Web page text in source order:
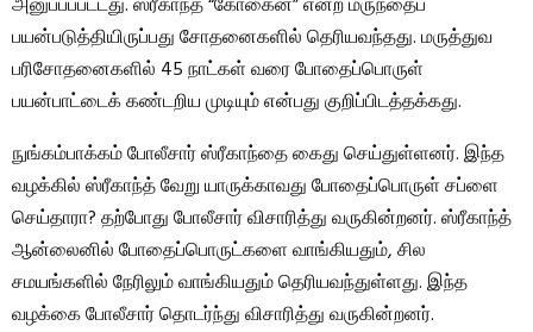
பயன்படுத்தியிருப்பது சோதனைகளில் தெரியவந்தது. மருத்துவ
பரிசோதனைகளில் 45 நாட்கள் வரை போதைப்பொருள்
பயன்பாட்டைக் கண்டறிய முடியும் என்பது குறிப்பிடத்தக்கது.
நுங்கம்பாக்கம் போலீசார் ஸ்ரீகாந்தை கைது செய்துள்ளனர். இந்த
வழக்கில் ஸ்ரீகாந்த் வேறு யாருக்காவது போதைப்பொருள் சப்ளை
செய்தாரா? தற்போது போலீசார் விசாரித்து வருகின்றனர். ஸ்ரீகாந்த்
ஆன்லைனில் போதைப்பொருட்களை வாங்கியதும், சில
சமயங்களில் நேரிலும் வாங்கியதும் தெரியவந்துள்ளது. இந்த
வழக்கை போலீசார் தொடர்ந்து விசாரித்து வருகின்றனர்.